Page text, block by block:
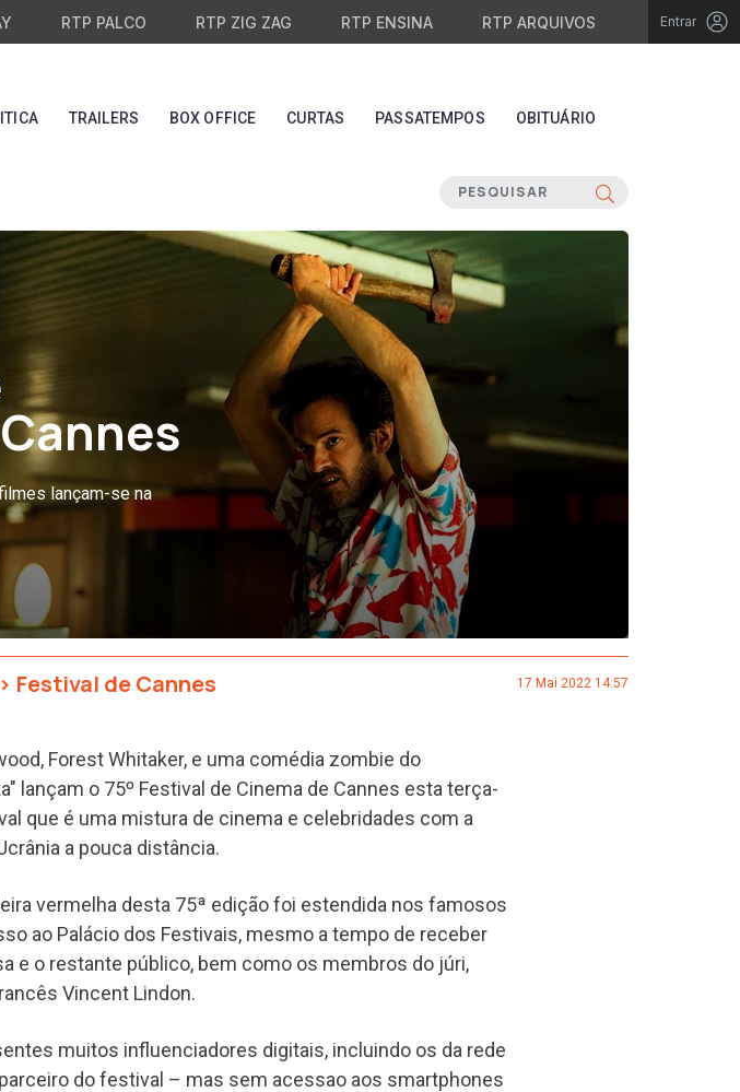
RTP PALCO RTP ZIG ZAG RTP ENSINA RTP ARQUIVOS Entrar
TRAILERS BOX OFFICE CURTAS PASSATEMPOS OBITUÁRIO
lançam-se na
> Festival de Cannes 17 Mai 2022 14:57
Forest Whitaker, e uma comédia zombie do
lançam o 75º Festival de Cinema de Cannes esta terça-
que é uma mistura de cinema e celebridades com a
a pouca distância.
vermelha desta 75ª edição foi estendida nos famosos
ao Palácio dos Festivais, mesmo a tempo de receber
e o restante público, bem como os membros do júri,
Vincent Lindon.
muitos influenciadores digitais, incluindo os da rede
do festival – mas sem acessao aos smartphones